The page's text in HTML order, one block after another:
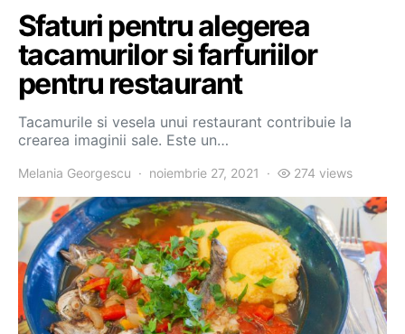
Sfaturi pentru alegerea
tacamurilor si farfuriilor
pentru restaurant
Tacamurile si vesela unui restaurant contribuie la
crearea imaginii sale. Este un…
Melania Georgescu noiembrie 27, 2021 274 views